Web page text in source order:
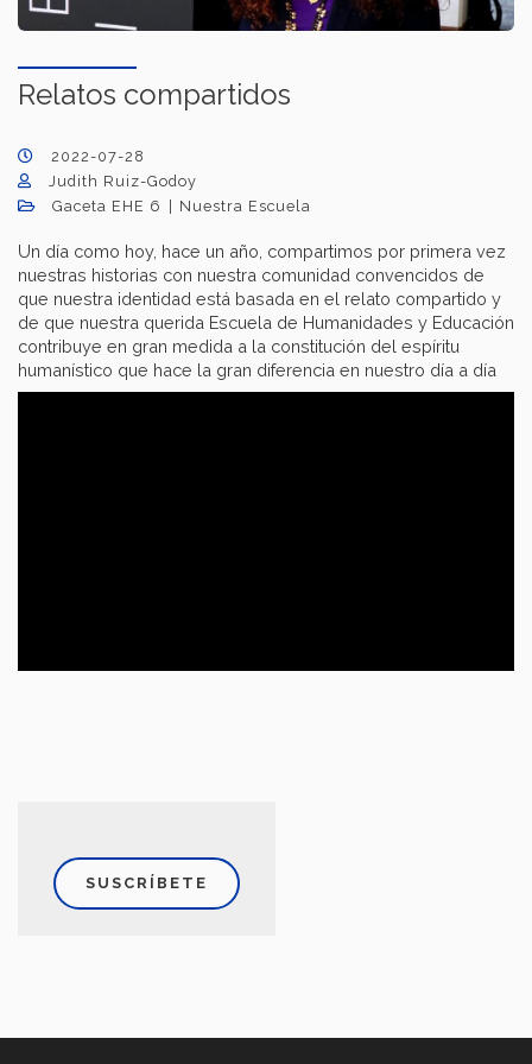
Relatos compartidos
2022-07-28
Judith Ruiz-Godoy
Gaceta EHE 6
Nuestra Escuela
Un día como hoy, hace un año, compartimos por primera vez
nuestras historias con nuestra comunidad convencidos de
que nuestra identidad está basada en el relato compartido y
de que nuestra querida Escuela de Humanidades y Educación
contribuye en gran medida a la constitución del espíritu
humanístico que hace la gran diferencia en nuestro día a día
SUSCRÍBETE